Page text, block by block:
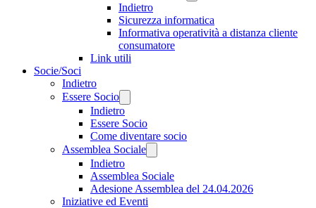
Indietro
Sicurezza informatica
Informativa operatività a distanza cliente
consumatore
Link utili
Socie/Soci
Indietro
Essere Socio
Indietro
Essere Socio
Come diventare socio
Assemblea Sociale
Indietro
Assemblea Sociale
Adesione Assemblea del 24.04.2026
Iniziative ed Eventi